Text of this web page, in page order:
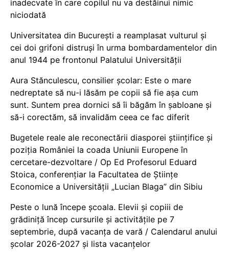
inadecvate în care copilul nu va destăinui nimic
niciodată
Universitatea din București a reamplasat vulturul și
cei doi grifoni distruși în urma bombardamentelor din
anul 1944 pe frontonul Palatului Universității
Aura Stănculescu, consilier școlar: Este o mare
nedreptate să nu-i lăsăm pe copii să fie așa cum
sunt. Suntem prea dornici să îi băgăm în șabloane și
să-i corectăm, să invalidăm ceea ce fac diferit
Bugetele reale ale reconectării diasporei științifice și
poziția României la coada Uniunii Europene în
cercetare-dezvoltare / Op Ed Profesorul Eduard
Stoica, conferențiar la Facultatea de Științe
Economice a Universității „Lucian Blaga” din Sibiu
Peste o lună începe școala. Elevii și copiii de
grădiniță încep cursurile și activitățile pe 7
septembrie, după vacanța de vară / Calendarul anului
școlar 2026-2027 și lista vacanțelor